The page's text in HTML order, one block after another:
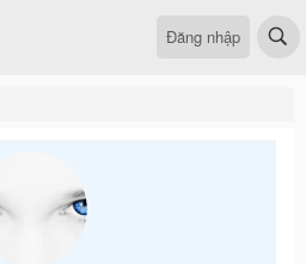
Đăng nhập